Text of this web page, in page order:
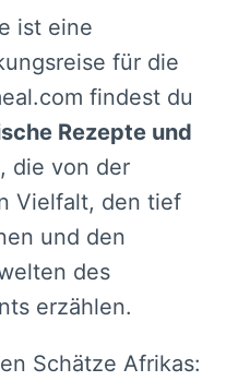
ist eine
für die
findest du
Rezepte und
, die von der
Vielfalt, den tief
und den
des
erzählen.
Schätze Afrikas: